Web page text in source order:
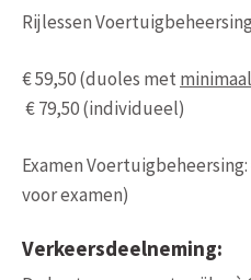
Rijlessen
€ 59,50 (duoles met minimaal
€ 79,50 (individueel)
Examen
voor examen)
Verkeersdeelneming: